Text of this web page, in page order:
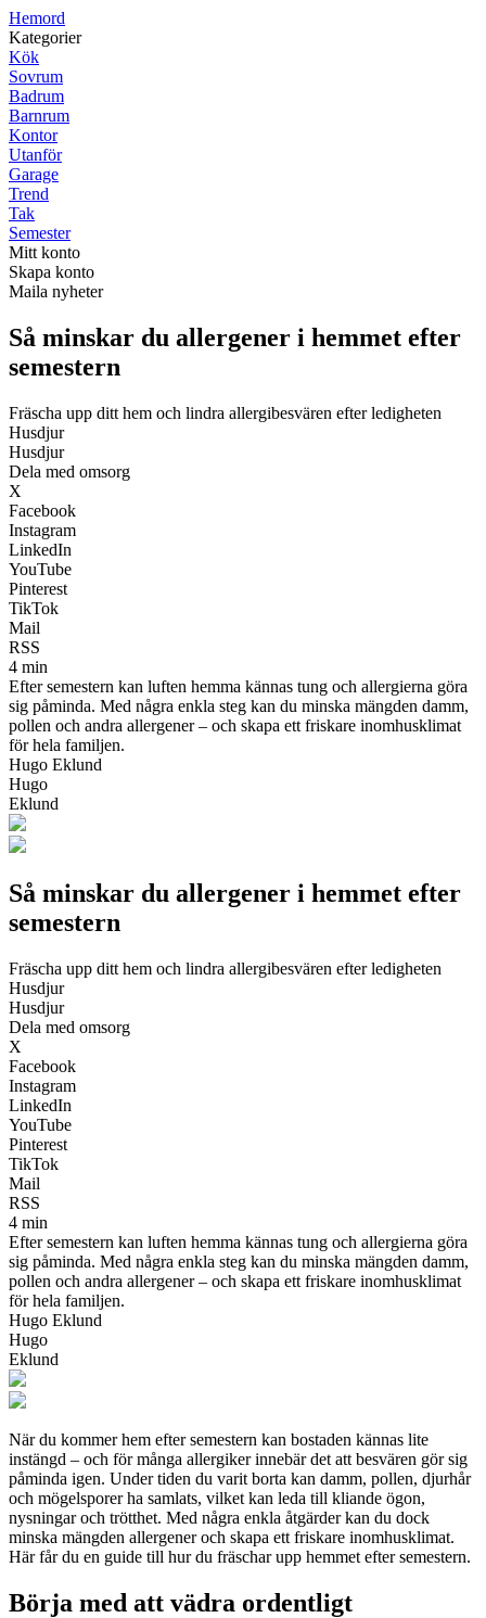
Hemord
Kategorier
Kök
Sovrum
Badrum
Barnrum
Kontor
Utanför
Garage
Trend
Tak
Semester
Mitt konto
Skapa konto
Maila nyheter
Så minskar du allergener i hemmet efter
semestern
Fräscha upp ditt hem och lindra allergibesvären efter ledigheten
Husdjur
Husdjur
Dela med omsorg
X
Facebook
Instagram
LinkedIn
YouTube
Pinterest
TikTok
Mail
RSS
4 min
Efter semestern kan luften hemma kännas tung och allergierna göra
sig påminda. Med några enkla steg kan du minska mängden damm,
pollen och andra allergener – och skapa ett friskare inomhusklimat
för hela familjen.
Hugo Eklund
Hugo
Eklund
Så minskar du allergener i hemmet efter
semestern
Fräscha upp ditt hem och lindra allergibesvären efter ledigheten
Husdjur
Husdjur
Dela med omsorg
X
Facebook
Instagram
LinkedIn
YouTube
Pinterest
TikTok
Mail
RSS
4 min
Efter semestern kan luften hemma kännas tung och allergierna göra
sig påminda. Med några enkla steg kan du minska mängden damm,
pollen och andra allergener – och skapa ett friskare inomhusklimat
för hela familjen.
Hugo Eklund
Hugo
Eklund
När du kommer hem efter semestern kan bostaden kännas lite
instängd – och för många allergiker innebär det att besvären gör sig
påminda igen. Under tiden du varit borta kan damm, pollen, djurhår
och mögelsporer ha samlats, vilket kan leda till kliande ögon,
nysningar och trötthet. Med några enkla åtgärder kan du dock
minska mängden allergener och skapa ett friskare inomhusklimat.
Här får du en guide till hur du fräschar upp hemmet efter semestern.
Börja med att vädra ordentligt